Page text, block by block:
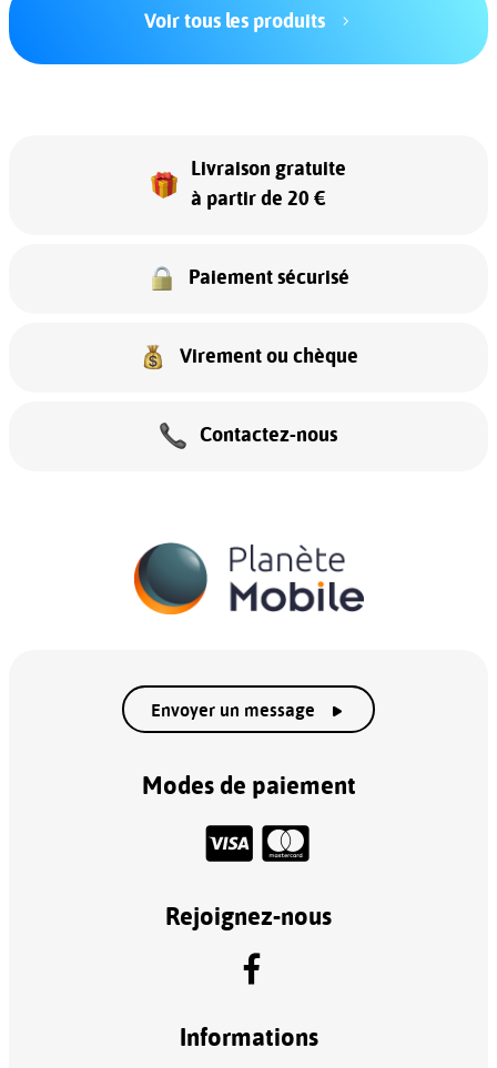
Voir tous les produits
Livraison gratuite
à partir de 20 €
Paiement sécurisé
Virement ou chèque
Contactez-nous
Envoyer un message
Modes de paiement
Rejoignez-nous
Informations